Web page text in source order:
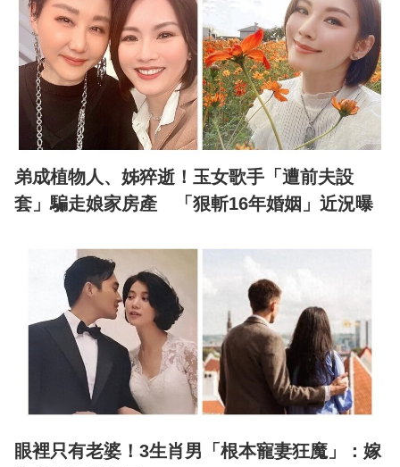
弟成植物人、姊猝逝！玉女歌手「遭前夫設
套」騙走娘家房產 「狠斬16年婚姻」近況曝
眼裡只有老婆！3生肖男「根本寵妻狂魔」：嫁